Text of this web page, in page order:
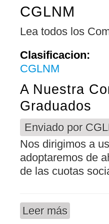
CGLNM
Lea todos los
Clasificacion:
CGLNM
A Nuestra
Graduados
Enviado por
Nos dirigimos a
adoptaremos de
de las cuotas
Leer más